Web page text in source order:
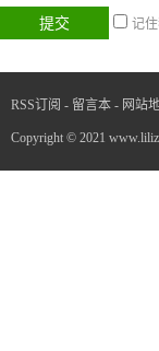
记
RSS订阅 - 留言本 - 网站
Copyright © 2021